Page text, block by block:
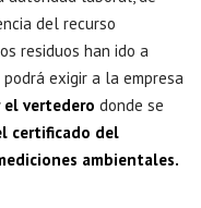
del recurso
residuos han ido a
exigir a la empresa
vertedero donde se
certificado del
ambientales.